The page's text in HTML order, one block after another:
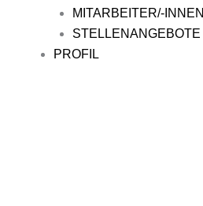
MITARBEITER/-INNEN
STELLENANGEBOTE
PROFIL